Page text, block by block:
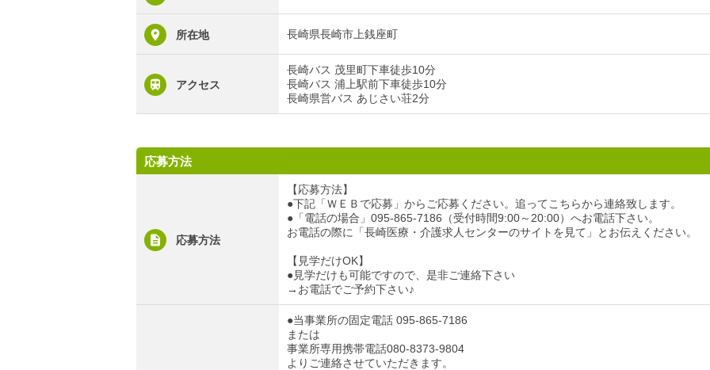
所在地 長崎県長崎市上銭座町
アクセス
長崎バス 茂里町下車徒歩10分
長崎バス 浦上駅前下車徒歩10分
長崎県営バス あじさい荘2分
応募方法
応募方法
【応募方法】
●下記「ＷＥＢで応募」からご応募ください。追ってこちらから連絡致します。
●「電話の場合」095-865-7186（受付時間9:00～20:00）へお電話下さい。
お電話の際に「長崎医療・介護求人センターのサイトを見て」とお伝えください。
【見学だけOK】
●見学だけも可能ですので、是非ご連絡下さい
→お電話でご予約下さい♪
●当事業所の固定電話 095-865-7186
または
事業所専用携帯電話080-8373-9804
よりご連絡させていただきます。